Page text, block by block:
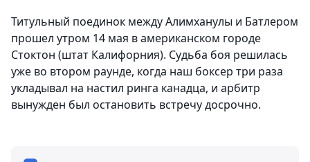
Титульный поединок между Алимханулы и Батлером
прошел утром 14 мая в американском городе
Стоктон (штат Калифорния). Судьба боя решилась
уже во втором раунде, когда наш боксер три раза
укладывал на настил ринга канадца, и арбитр
вынужден был остановить встречу досрочно.